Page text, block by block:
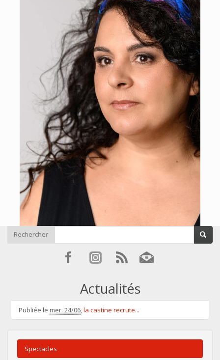
Rechercher
Actualités
Publiée le mer. 24/06,la castine recrute...
Spectacles